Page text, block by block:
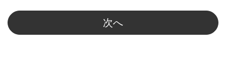
次へ